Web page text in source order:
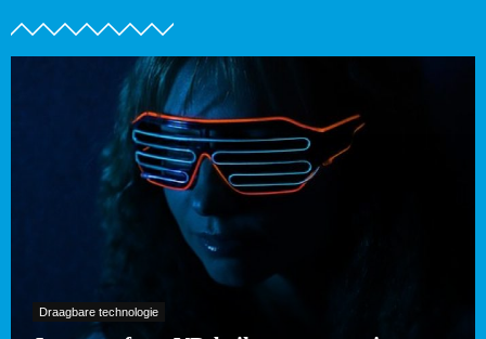
Draagbare technologie